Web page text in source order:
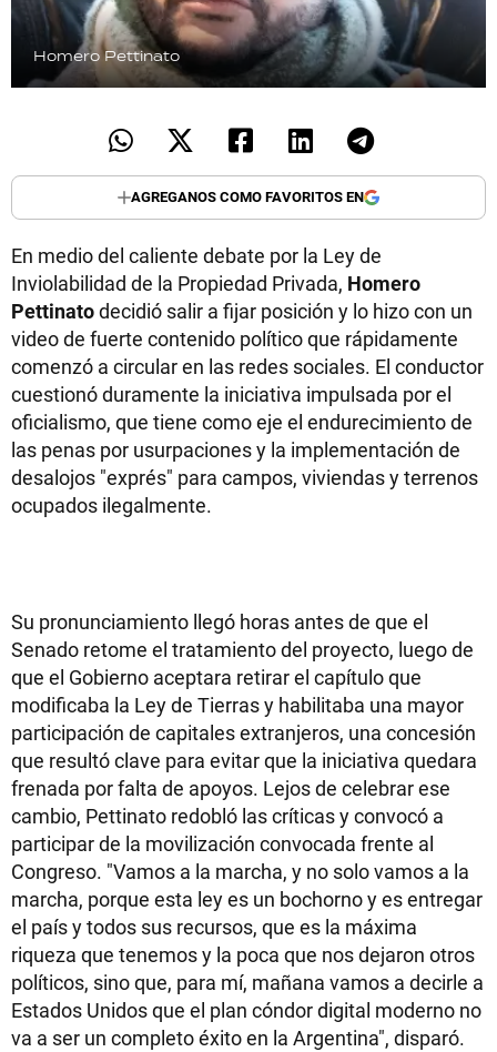
Homero Pettinato
AGREGANOS COMO FAVORITOS EN
En medio del caliente debate por la Ley de
Inviolabilidad de la Propiedad Privada, Homero
Pettinatodecidió salir a fijar posición y lo hizo con un
video de fuerte contenido político que rápidamente
comenzó a circular en las redes sociales. El conductor
cuestionó duramente la iniciativa impulsada por el
oficialismo, que tiene como eje el endurecimiento de
las penas por usurpaciones y la implementación de
desalojos "exprés" para campos, viviendas y terrenos
ocupados ilegalmente.
Su pronunciamiento llegó horas antes de que el
Senado retome el tratamiento del proyecto, luego de
que el Gobierno aceptara retirar el capítulo que
modificaba la Ley de Tierras y habilitaba una mayor
participación de capitales extranjeros, una concesión
que resultó clave para evitar que la iniciativa quedara
frenada por falta de apoyos. Lejos de celebrar ese
cambio, Pettinato redobló las críticas y convocó a
participar de la movilización convocada frente al
Congreso. "Vamos a la marcha, y no solo vamos a la
marcha, porque esta ley es un bochorno y es entregar
el país y todos sus recursos, que es la máxima
riqueza que tenemos y la poca que nos dejaron otros
políticos, sino que, para mí, mañana vamos a decirle a
Estados Unidos que el plan cóndor digital moderno no
va a ser un completo éxito en la Argentina", disparó.